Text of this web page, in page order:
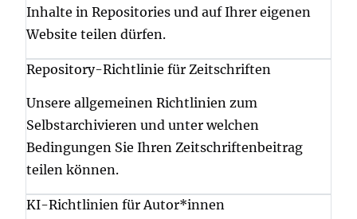
Inhalte in Repositories und auf Ihrer eigenen
Website teilen dürfen.
Repository-Richtlinie für Zeitschriften
Unsere allgemeinen Richtlinien zum
Selbstarchivieren und unter welchen
Bedingungen Sie Ihren Zeitschriftenbeitrag
teilen können.
KI-Richtlinien für Autor*innen